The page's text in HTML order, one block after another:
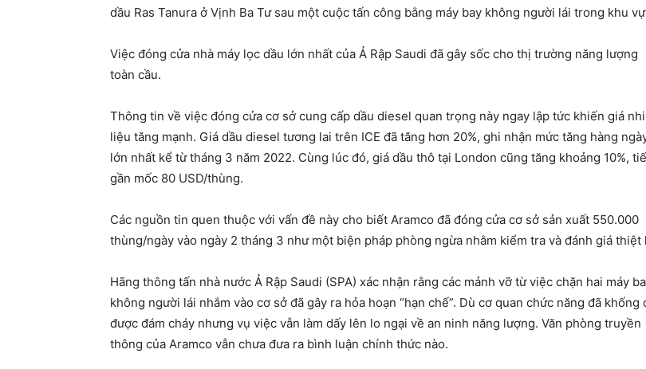
dầu Ras Tanura ở Vịnh Ba Tư sau một cuộc tấn công bằng máy bay không người lái trong khu
Việc đóng cửa nhà máy lọc dầu lớn nhất của Ả Rập Saudi đã gây sốc cho thị trường năng lượng
toàn cầu.
Thông tin về việc đóng cửa cơ sở cung cấp dầu diesel quan trọng này ngay lập tức khiến giá
liệu tăng mạnh. Giá dầu diesel tương lai trên ICE đã tăng hơn 20%, ghi nhận mức tăng hàng
lớn nhất kể từ tháng 3 năm 2022. Cùng lúc đó, giá dầu thô tại London cũng tăng khoảng 10%,
gần mốc 80 USD/thùng.
Các nguồn tin quen thuộc với vấn đề này cho biết Aramco đã đóng cửa cơ sở sản xuất 550.000
thùng/ngày vào ngày 2 tháng 3 như một biện pháp phòng ngừa nhằm kiểm tra và đánh giá thiệt
Hãng thông tấn nhà nước Ả Rập Saudi (SPA) xác nhận rằng các mảnh vỡ từ việc chặn hai máy
không người lái nhắm vào cơ sở đã gây ra hỏa hoạn “hạn chế”. Dù cơ quan chức năng đã khống
được đám cháy nhưng vụ việc vẫn làm dấy lên lo ngại về an ninh năng lượng. Văn phòng truyền
thông của Aramco vẫn chưa đưa ra bình luận chính thức nào.